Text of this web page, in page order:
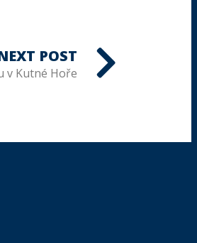
POST
v Kutné Hoře